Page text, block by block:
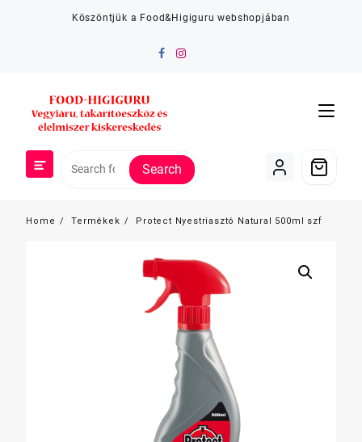
Köszöntjük a Food&Higiguru webshopjában
Search
Home Termékek Protect Nyestriasztó Natural 500ml szf